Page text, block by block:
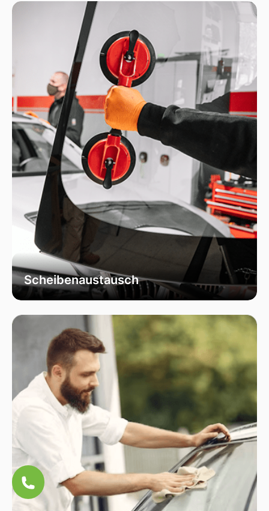
Sicherheit Ihrer Fahrzeugscheibe zu
gewährleisten. Vermeiden Sie größere Risse und
Schäden durch unser spezialisiertes Verfahren,
das die Integrität Ihrer Scheibe effektiv
wiederherstellt.
Scheibenaustausch
Bei uns erhalten Sie einen fachgerechten
Fahrzeugscheiben. Wir verwenden
ausschließlich hochwertiges Autoglas, das
speziell für Ihr Fahrzeugmodell geeignet ist, um
optimale Sicht und Sicherheit zu garantieren.